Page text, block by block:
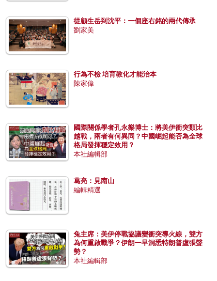
從顧生岳到沈平：一個座右銘的兩代傳承
劉家美
行為不檢 培育教化才能治本
陳家偉
國際關係學者孔永樂博士：將美伊衝突類比
越戰，兩者有何異同？中國崛起能否為全球
格局發揮穩定效用？
本社編輯部
葛亮：見南山
編輯精選
兔主席：美伊停戰協議變衝突導火線，雙方
為何重啟戰爭？伊朗一早洞悉特朗普虛張聲
勢？
本社編輯部